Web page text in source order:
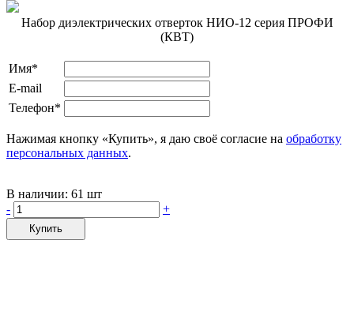
Набор диэлектрических отверток НИО-12 серия ПРОФИ
(КВТ)
Имя*
E-mail
Телефон*
Нажимая кнопку «Купить», я даю своё согласие на обработку
персональных данных.
В наличии: 61 шт
-
+
Купить